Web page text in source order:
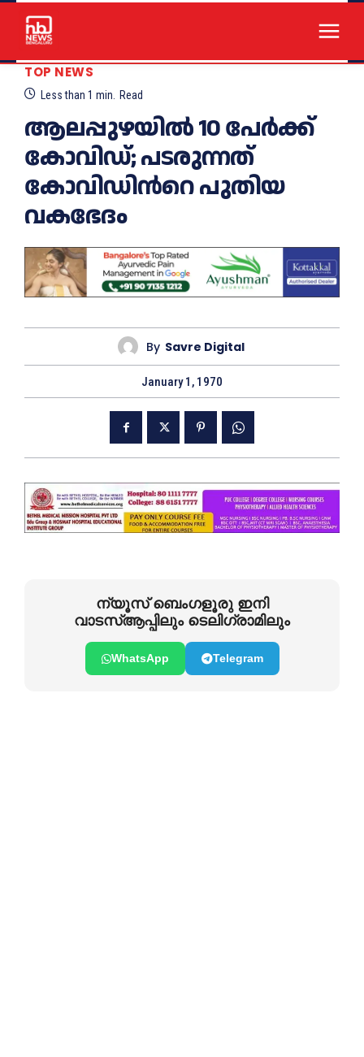
TOP NEWS
Less than 1 min. Read
ആലപ്പുഴയിൽ 10 പേർക്ക്
കോവിഡ്; പടരുന്നത്​
കോവിഡിന്‍റെ പുതിയ
വകഭേദം
By Savre Digital
January 1, 1970
ന്യൂസ് ബെംഗളൂരു ഇനി
വാടസ്ആപ്പിലും ടെലിഗ്രാമിലും
WhatsApp Telegram